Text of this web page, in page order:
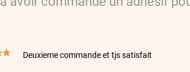
*****Deuxieme commande et tjs satisfait